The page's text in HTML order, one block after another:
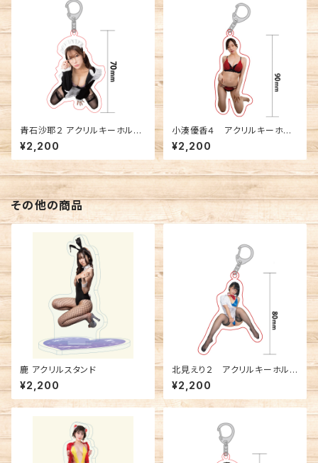
青石沙耶２ アクリルキーホルダ
ー
¥2,200
小湊優香４ アクリルキーホル
ダー
¥2,200
その他の商品
鹿 アクリルスタンド
¥2,200
北見えり２ アクリルキーホルダ
ー
¥2,200